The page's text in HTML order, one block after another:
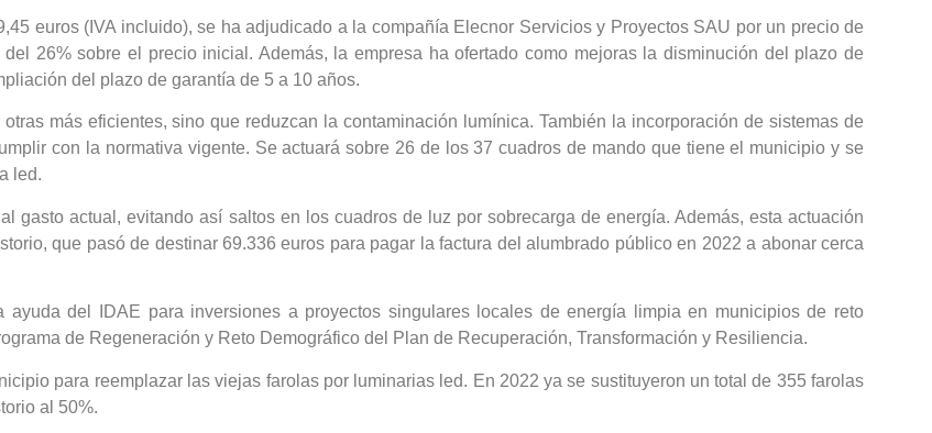
euros (IVA incluido), se ha adjudicado a la compañía Elecnor Servicios y Proyectos SAU por un precio de
26% sobre el precio inicial. Además, la empresa ha ofertado como mejoras la disminución del plazo de
del plazo de garantía de 5 a 10 años.
más eficientes, sino que reduzcan la contaminación lumínica. También la incorporación de sistemas de
con la normativa vigente. Se actuará sobre 26 de los 37 cuadros de mando que tiene el municipio y se
led.
gasto actual, evitando así saltos en los cuadros de luz por sobrecarga de energía. Además, esta actuación
que pasó de destinar 69.336 euros para pagar la factura del alumbrado público en 2022 a abonar cerca
del IDAE para inversiones a proyectos singulares locales de energía limpia en municipios de reto
de Regeneración y Reto Demográfico del Plan de Recuperación, Transformación y Resiliencia.
para reemplazar las viejas farolas por luminarias led. En 2022 ya se sustituyeron un total de 355 farolas
al 50%.